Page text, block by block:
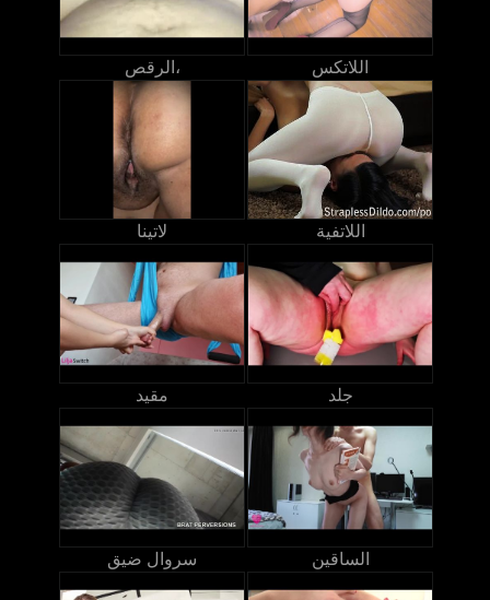
الرقص، اللاتكس
لاتينا اللاتفية
مقيد جلد
سروال ضيق الساقين